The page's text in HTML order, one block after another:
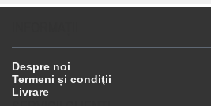
Despre noi
Termeni și condiţii
Livrare